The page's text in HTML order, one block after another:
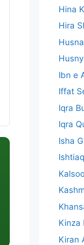
Hina
Hira
Ibn e
Iffat
Iqra
Iqra
Isha
Kinza
Kiran